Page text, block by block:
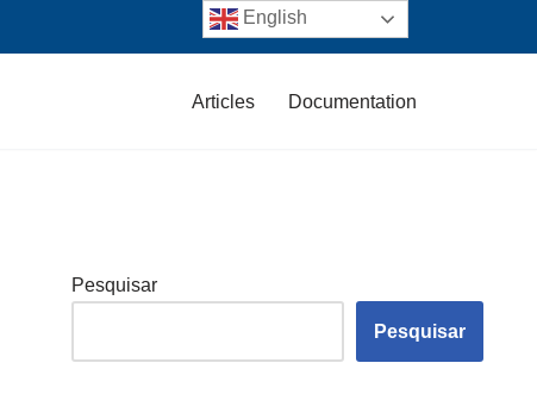
Articles Documentation
Pesquisar
Pesquisar
English